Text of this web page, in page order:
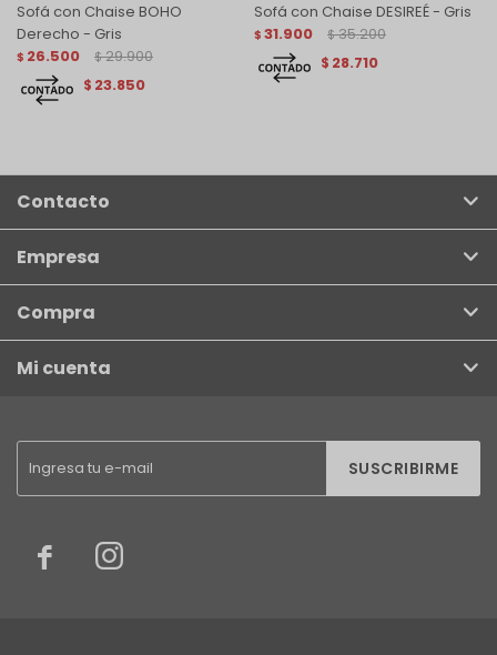
Sofá con Chaise BOHO
Derecho - Gris
$ 26.500 $ 29.900
$ 23.850
Sofá con Chaise DESIREÉ - Gris
$ 31.900 $ 35.200
$ 28.710
SUSCRIBIRME
 
Contacto
Empresa
Compra
Mi cuenta